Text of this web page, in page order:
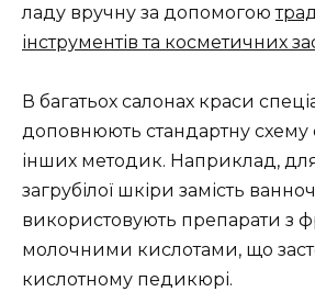
ладу вручну за допомогою
інструментів та косметичних
В багатьох салонах краси
доповнюють стандартну
інших методик. Наприклад,
загрубілої шкіри замість
використовують препарати з
молочними кислотами, що
кислотному педикюрі.